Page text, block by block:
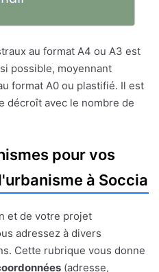
au format A4 ou A3 est
possible, moyennant
format A0 ou plastifié. Il est
décroît avec le nombre de
pour vos
à Soccia
et de votre projet
adressez à divers
Cette rubrique vous donne
(adresse,